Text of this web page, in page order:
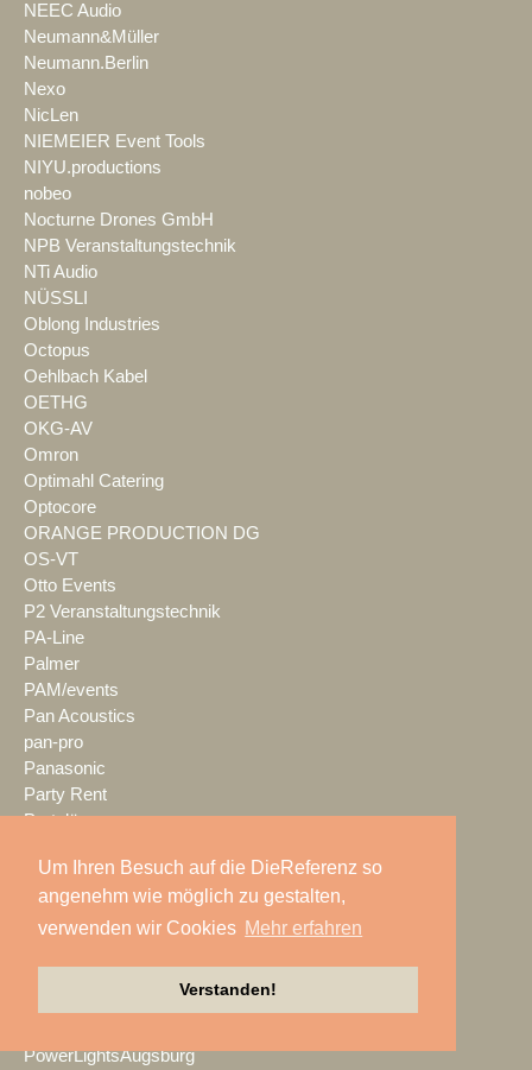
Um Ihren Besuch auf die DieReferenz so
angenehm wie möglich zu gestalten,
verwenden wir Cookies Mehr erfahren
Verstanden!
NEEC Audio
Neumann&Müller
Neumann.Berlin
Nexo
NicLen
NIEMEIER Event Tools
NIYU.productions
nobeo
Nocturne Drones GmbH
NPB Veranstaltungstechnik
NTi Audio
NÜSSLI
Oblong Industries
Octopus
Oehlbach Kabel
OETHG
OKG-AV
Omron
Optimahl Catering
Optocore
ORANGE PRODUCTION DG
OS-VT
Otto Events
P2 Veranstaltungstechnik
PA-Line
Palmer
PAM/events
Pan Acoustics
pan-pro
Panasonic
Party Rent
Partylöwe
perfect sound
Pico Interactive
PIK AG
PowerLightsAugsburg